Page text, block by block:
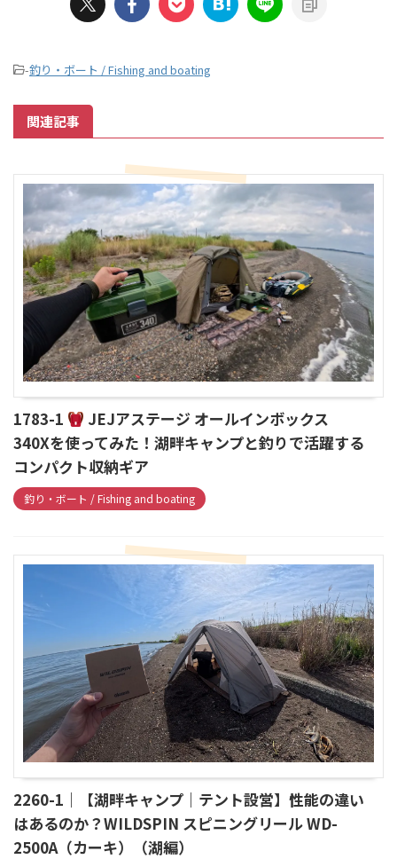
-釣り・ボート / Fishing and boating
関連記事
1783-1
JEJアステージ オールインボックス
340Xを使ってみた！湖畔キャンプと釣りで活躍する
コンパクト収納ギア
釣り・ボート / Fishing and boating
2260-1｜【湖畔キャンプ｜テント設営】性能の違い
はあるのか？WILDSPIN スピニングリール WD-
2500A（カーキ）（湖編）